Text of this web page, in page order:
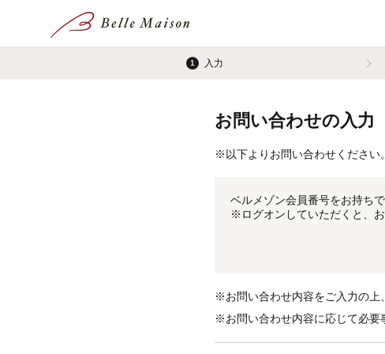
1 入力
お問い合わせの入力
※ 以下よりお問い合わせください。
ベルメゾン会員番号をお持ち
※ ログオンしていただくと、
※お問い合わせ内容をご入力の上
※お問い合わせ内容に応じて必要